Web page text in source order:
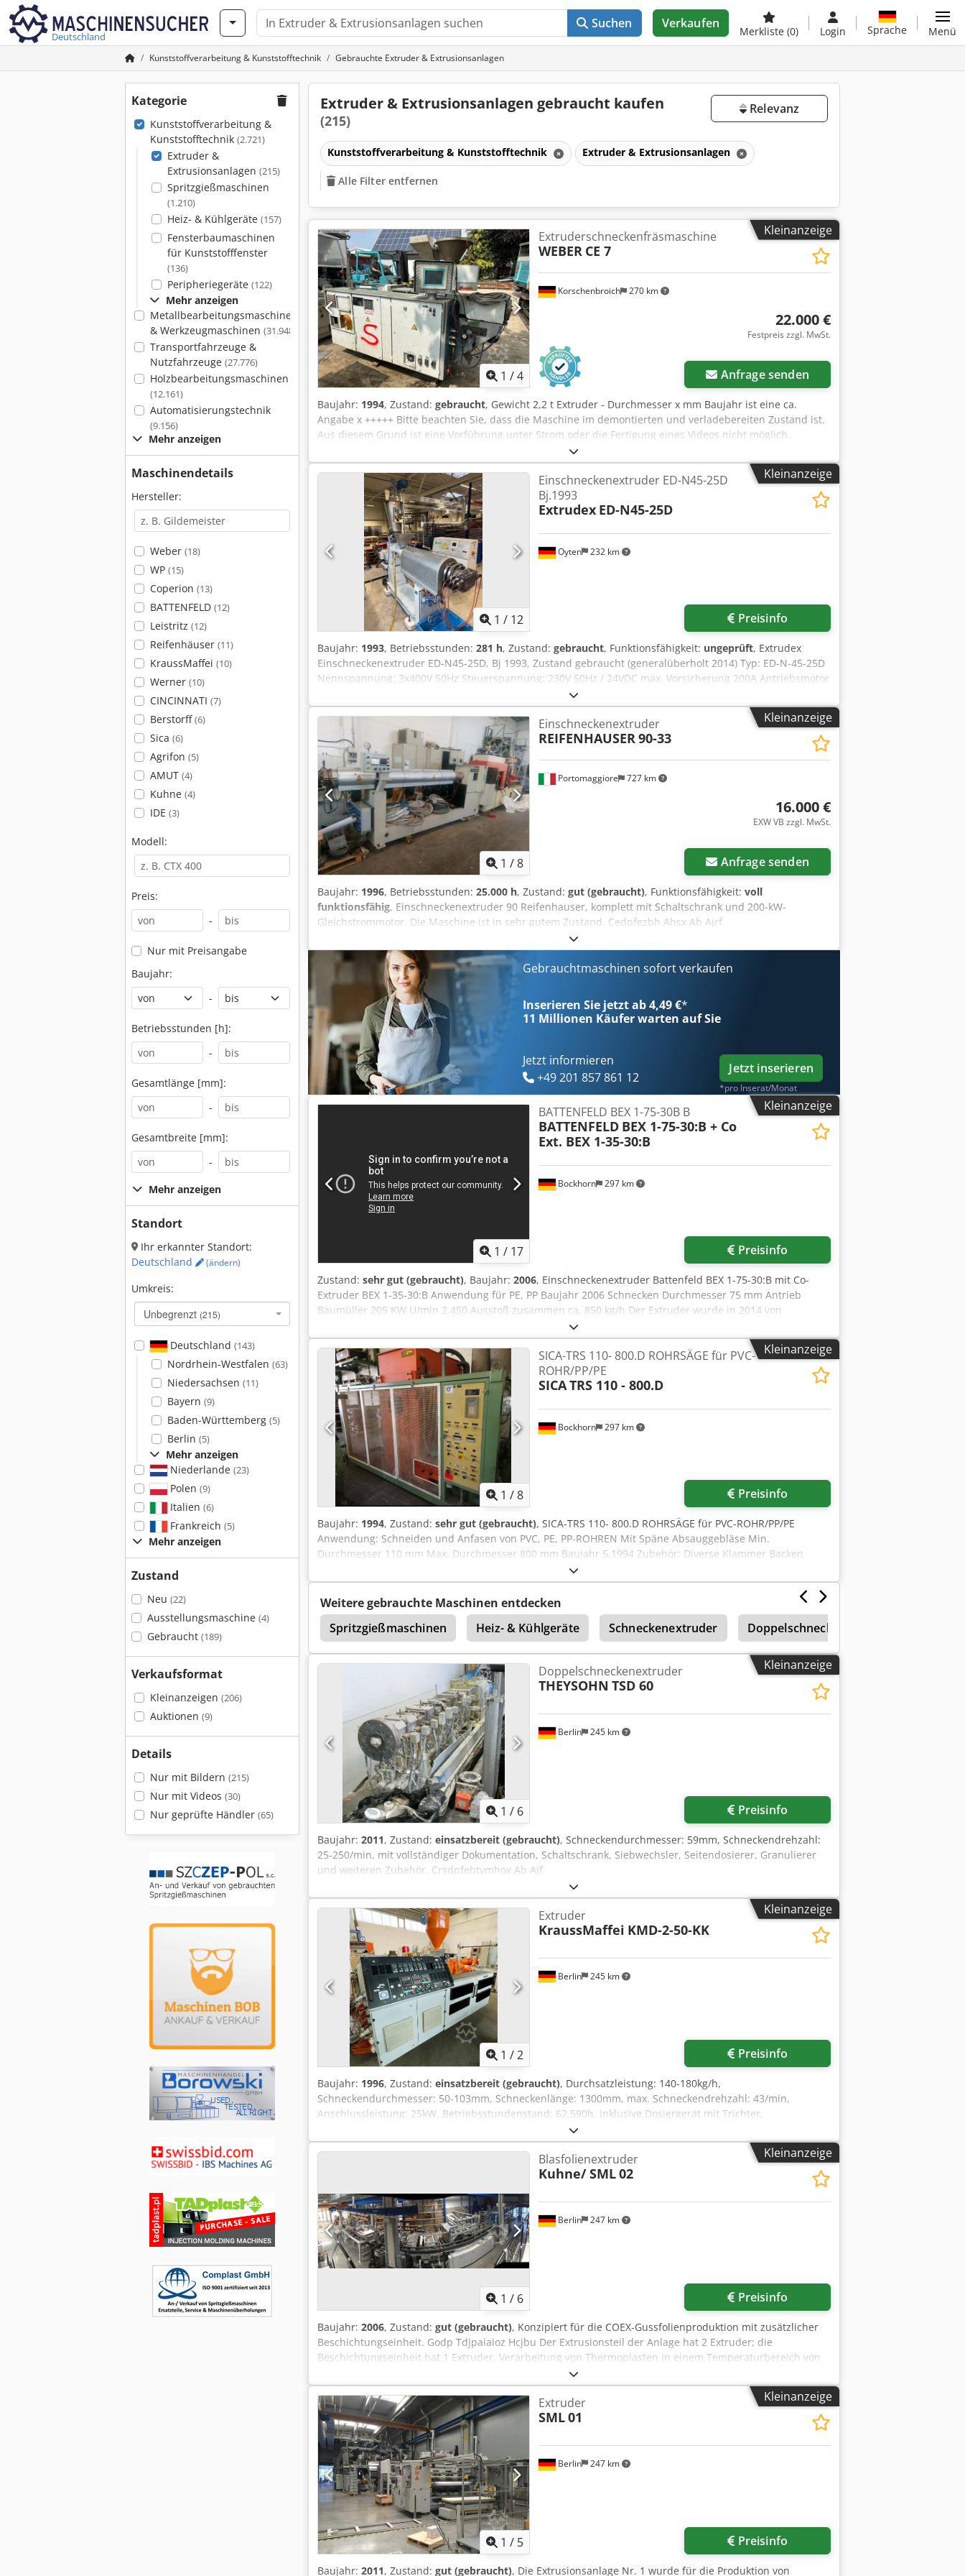
Deutschland
Suchen Verkaufen
Merkliste (0) Login Sprache Menü
Kunststoffverarbeitung & Kunststofftechnik Gebrauchte Extruder & Extrusionsanlagen
Kategorie
Kunststoffverarbeitung &
Kunststofftechnik (2.721)
Extruder &
Extrusionsanlagen (215)
Spritzgießmaschinen
(1.210)
Heiz- & Kühlgeräte (157)
Fensterbaumaschinen
für Kunststofffenster
(136)
Peripheriegeräte (122)
Mehr anzeigen
Metallbearbeitungsmaschinen
& Werkzeugmaschinen (31.948)
Transportfahrzeuge &
Nutzfahrzeuge (27.776)
Holzbearbeitungsmaschinen
(12.161)
Automatisierungstechnik
(9.156)
Mehr anzeigen
Maschinendetails
Hersteller:
Weber (18)
WP (15)
Coperion (13)
BATTENFELD (12)
Leistritz (12)
Reifenhäuser (11)
KraussMaffei (10)
Werner (10)
CINCINNATI (7)
Berstorff(6)
Sica (6)
Agrifon (5)
AMUT (4)
Kuhne (4)
IDE (3)
Modell:
Preis:
-
Nur mit Preisangabe
Baujahr:
-
Betriebsstunden [h]:
-
Gesamtlänge [mm]:
-
Gesamtbreite [mm]:
-
Mehr anzeigen
Standort
Ihr erkannter Standort:
Deutschland
(ändern)
Umkreis:
Unbegrenzt (215)
Deutschland (143)
Nordrhein-Westfalen (63)
Niedersachsen (11)
Bayern (9)
Baden-Württemberg (5)
Berlin (5)
Mehr anzeigen
Niederlande (23)
Polen (9)
Italien (6)
Frankreich (5)
Mehr anzeigen
Zustand
Neu (22)
Ausstellungsmaschine (4)
Gebraucht (189)
Verkaufsformat
Kleinanzeigen (206)
Auktionen (9)
Details
Nur mit Bildern (215)
Nur mit Videos (30)
Nur geprüfte Händler (65)
Extruder & Extrusionsanlagen gebraucht kaufen
(215)
Relevanz
Kunststoffverarbeitung & Kunststofftechnik Extruder & Extrusionsanlagen
Alle Filter entfernen
Kleinanzeige
1 /4
Korschenbroich 270 km
Extruderschneckenfräsmaschine
WEBER CE 7
22.000 €
Festpreis zzgl. MwSt.
Anfrage senden
Baujahr: 1994, Zustand: gebraucht, Gewicht 2,2 t Extruder - Durchmesser x mm Baujahr ist eine ca.
Angabe x +++++ Bitte beachten Sie, dass die Maschine im demontierten und verladebereiten Zustand ist.
Aus diesem Grund ist eine Vorführung unter Strom oder die Fertigung eines Videos nicht möglich.
Crodpsx U A Iaofx Ab Aof Darüber hinaus enthält unsere Anzeige die aussagefähigsten Fotos von
bestmöglicher Qualität. Die Zusendung weiterer Bilder ist leider nicht möglich. +++++
Kleinanzeige
1 / 12
Oyten 232 km
Einschneckenextruder ED-N45-25D
Bj.1993
Extrudex ED-N45-25D
Preisinfo
Baujahr: 1993, Betriebsstunden: 281 h, Zustand: gebraucht, Funktionsfähigkeit: ungeprüft, Extrudex
Einschneckenextruder ED-N45-25D, Bj 1993, Zustand gebraucht (generalüberholt 2014) Typ: ED-N-45-25D
Nennspannung: 3x400V 50Hz Steuerspannung: 230V 50Hz / 24VDC max. Vorsicherung 200A Antriebsmotor
Bj: 2004 Credpfx Abjxw Tume Asf Typ EFG EF132 M Optional inklusive: - Bandabzug - Kalibriertisch Für
weitere Informationen bitte anfragen. Preis auf Anfrage
Kleinanzeige
1 /8
Portomaggiore 727 km
Einschneckenextruder
REIFENHAUSER90-33
16.000 €
EXW VB zzgl. MwSt.
Anfrage senden
Baujahr: 1996, Betriebsstunden: 25.000 h, Zustand: gut (gebraucht), Funktionsfähigkeit: voll
funktionsfähig, Einschneckenextruder 90 Reifenhauser, komplett mit Schaltschrank und 200-kW-
Gleichstrommotor. Die Maschine ist in sehr gutem Zustand. Cedpfezbh Ahsx Ab Ajrf
Gebrauchtmaschinen sofort verkaufen
Inserieren Sie jetzt ab 4,49 €*
11 Millionen Käufer warten auf Sie
Jetzt informieren
+49 201 857 861 12
Jetzt inserieren
*pro Inserat/Monat
Kleinanzeige
1 / 17
Bockhorn 297 km
BATTENFELD BEX 1-75-30B B
BATTENFELD BEX 1-75-30:B + Co
Ext. BEX 1-35-30:B
Preisinfo
Zustand: sehr gut (gebraucht), Baujahr: 2006, Einschneckenextruder Battenfeld BEX 1-75-30:B mit Co-
Extruder BEX 1-35-30:B Anwendung für PE, PP Baujahr 2006 Schnecken Durchmesser 75 mm Antrieb
Baumüller 205 KW U/min 2.450 Ausstoß zusammen ca. 850 kg/h Der Extruder wurde in 2014 von
Battenfeld auf Frequenz Antrieb umgerüstet , Neuer Drehstrommotor ohne Kohlebürsten und
Frequenzumrichter Getriebe wurde im Juli 2024 überholt Zustand: der Extruder ist in einem sehr gutem
Zustand Letzte Anwendung PE-Rohre Battenfeld Co-Extruder BEX 1-35-30:D Anwendung PE-ROHRE
Anschlusswert: 69 Kva Ausstoß ca. 110 kg/h Crsdsug Edkjpfx Ab Asf Baujahr: 2010 Zustand: der Extruder
ist in einem sehr gutem Zustand Der Extruder ist mein Eigentum Standort: D-26345 Bockhorn-Grabstede,
Bahnhofstr 6 Germany
Kleinanzeige
1 /8
Bockhorn 297 km
SICA-TRS 110- 800.D ROHRSÄGE für PVC-
ROHR/PP/PE
SICATRS 110 - 800.D
Preisinfo
Baujahr: 1994, Zustand: sehr gut (gebraucht), SICA-TRS 110- 800.D ROHRSÄGE für PVC-ROHR/PP/PE
Anwendung: Schneiden und Anfasen von PVC, PE, PP-ROHREN Mit Späne Absauggebläse Min.
Durchmesser 110 mm Max. Durchmesser 800 mm Baujahr 5.1994 Zubehör: Diverse Klammer Backen
Standorte Maschine: Sachal Extrusionsmaschinen Csdpfx Ajvulgteb Asrf D-26345 Bockhorn-Grabstede
Bahnhofstraße 6 Die Maschine ist mein Eigentum.
Weitere gebrauchte Maschinen entdecken
Spritzgießmaschinen
Heiz- & Kühlgeräte Schneckenextruder Doppelschneckenextruder
Weber Srx 65 Leistritz
Kleinanzeige
1 / 6
Berlin 245 km
Doppelschneckenextruder
THEYSOHN TSD 60
Preisinfo
Baujahr: 2011, Zustand: einsatzbereit (gebraucht), Schneckendurchmesser: 59mm, Schneckendrehzahl:
25-250/min, mit vollständiger Dokumentation, Schaltschrank, Siebwechsler, Seitendosierer, Granulierer
und weiteren Zubehör. Crsdpfehtvmhox Ab Ajf
Kleinanzeige
1 /2
Berlin 245 km
Extruder
KraussMaffei KMD-2-50-KK
Preisinfo
Baujahr: 1996, Zustand: einsatzbereit (gebraucht), Durchsatzleistung: 140-180kg/h,
Schneckendurchmesser: 50-103mm, Schneckenlänge: 1300mm, max. Schneckendrehzahl: 43/min,
Anschlussleistung: 25kW, Betriebsstundenstand: 62.590h, inklusive Dosiergerät mit Trichter,
Vakuumpumpe, Zylinderkühlaggregat und Schneckentemperierung. Cedpfxjhz Dyae Ab Ajrf
Kleinanzeige
1 / 6
Berlin 247 km
Blasfolienextruder
Kuhne/ SML02
Preisinfo
Baujahr: 2006, Zustand: gut (gebraucht), Konzipiert für die COEX-Gussfolienproduktion mit zusätzlicher
Beschichtungseinheit. Godp Tdjpaiaioz Hcjbu Der Extrusionsteil der Anlage hat 2 Extruder; die
Beschichtungseinheit hat 1 Extruder. Verarbeitung von Thermoplasten in einem Temperaturbereich von
90-300°C. Verschiedene Kombinationen der Produktion sind möglich: - Hauptaggregat (CoEx) mit
Beschichtung - Hauptextruder (CoEx) ohne Beschichtung - Beschichtungsverarbeitung über
Wickelaggregat auf einer vorhandenen Basisfolie Für die Produktion in den verschiedenen beschriebenen
Kombinationen können Sie die nicht benötigten Anlagenteile sperren. MÖGLICHE SCHICHTAUFBAUTEN:
Crsdpfx Aepaiaieb Asf Hauptextruder: - Monofolie ggf. mit tensilisierter Folie - 3-Schicht-Folie (A-B-A) ggf.
mit tensilisierter Folie Beschichtungseinheit: - Monofolie auf bestehender Basisfolie ggf. mit zweiter
tensilisierter Folie Abwickeldurchmesser: max. 1.000 mm Zulässiges Rollen-/Spulengewicht: max. 1.500 kg
Kleinanzeige
1 / 5
Berlin 247 km
Extruder
SML01
Preisinfo
Baujahr: 2011, Zustand: gut (gebraucht), Die Extrusionsanlage Nr. 1 wurde für die Produktion von